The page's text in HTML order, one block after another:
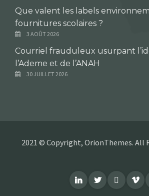
Que valent les labels
fournitures scolaires ?
3 AOÛT 2026
Courriel frauduleux usurpant
l’Ademe et de l’ANAH
30 JUILLET 2026
2021 © Copyright, OrionThemes. All